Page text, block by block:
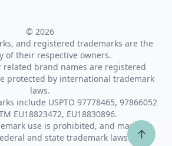
© 2026
and registered trademarks are the
of their respective owners.
related brand names are registered
protected by international trademark
laws.
include USPTO 97778465, 97866052
EU18823472, EU18830896.
use is prohibited, and may be a
and state trademark laws.
↑